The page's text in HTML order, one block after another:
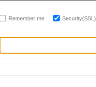
Remember me Security(SSL)